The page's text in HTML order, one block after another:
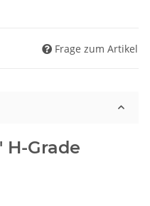
Frage zum Artikel
H-Grade